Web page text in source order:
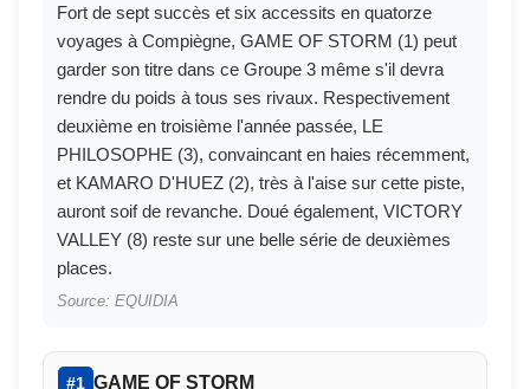
Fort de sept succès et six accessits en quatorze
voyages à Compiègne, GAME OF STORM (1) peut
garder son titre dans ce Groupe 3 même s'il devra
rendre du poids à tous ses rivaux. Respectivement
deuxième en troisième l'année passée, LE
PHILOSOPHE (3), convaincant en haies récemment,
et KAMARO D'HUEZ (2), très à l'aise sur cette piste,
auront soif de revanche. Doué également, VICTORY
VALLEY (8) reste sur une belle série de deuxièmes
places.
Source: EQUIDIA
#1 GAME OF STORM